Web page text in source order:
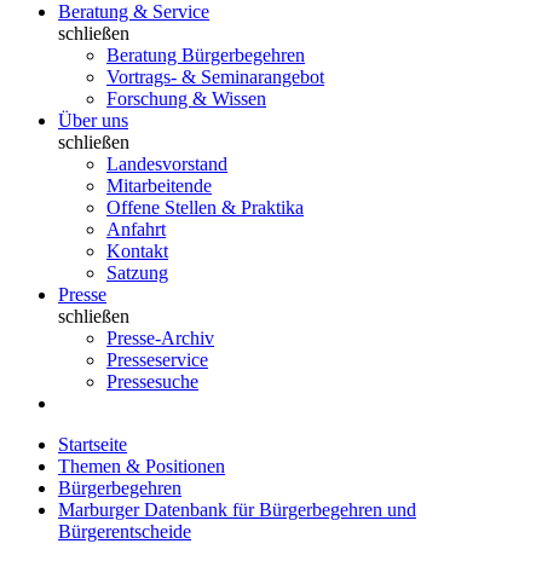
Beratung & Service
schließen
Beratung Bürgerbegehren
Vortrags- & Seminarangebot
Forschung & Wissen
Über uns
schließen
Landesvorstand
Mitarbeitende
Offene Stellen & Praktika
Anfahrt
Kontakt
Satzung
Presse
schließen
Presse-Archiv
Presseservice
Pressesuche
Startseite
Themen & Positionen
Bürgerbegehren
Marburger Datenbank für Bürgerbegehren und
Bürgerentscheide